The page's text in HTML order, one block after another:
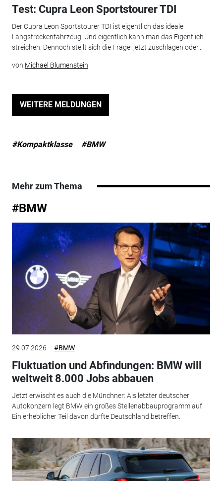
Test: Cupra Leon Sportstourer TDI
Der Cupra Leon Sportstourer TDI ist eigentlich das ideale
Langstreckenfahrzeug. Und eigentlich kann man das Eigentlich
streichen. Dennoch stellt sich die Frage: jetzt zuschlagen oder...
von Michael Blumenstein
WEITERE MELDUNGEN
#Kompaktklasse #BMW
Mehr zum Thema
#BMW
29.07.2026 #BMW
Fluktuation und Abfindungen: BMW will
weltweit 8.000 Jobs abbauen
Jetzt erwischt es auch die Münchner: Als letzter deutscher
Autokonzern legt BMW ein großes Stellenabbauprogramm auf.
Ein erheblicher Teil davon dürfte Deutschland betreffen.